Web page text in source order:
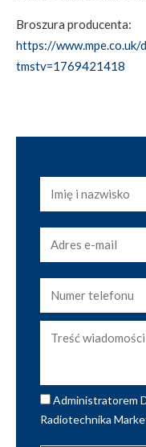
Broszura producenta:
https://
tmstv=1769421418
Administratorem
Radiotechnika